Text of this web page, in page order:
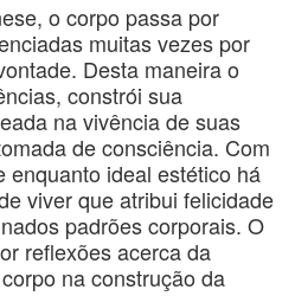
o corpo passa por
muitas vezes por
Desta maneira o
constrói sua
na vivência de suas
de consciência. Com
enquanto ideal estético há
viver que atribui felicidade
padrões corporais. O
reflexões acerca da
na construção da